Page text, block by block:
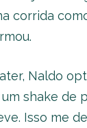
corrida
Naldo
shake de
Isso me